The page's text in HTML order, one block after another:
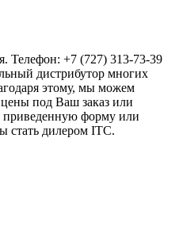
Телефон: +7 (727) 313-73-39
дистрибутор многих
этому, мы можем
под Ваш заказ или
приведенную форму или
стать дилером ITC.